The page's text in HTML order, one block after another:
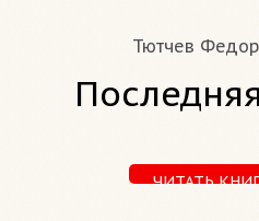
Тютчев
ЧИТАТЬ